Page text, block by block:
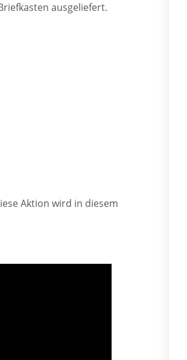
ausgeliefert.
Aktion wird in diesem